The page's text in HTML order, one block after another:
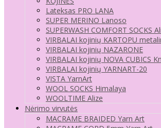
Lateksas PRO LANA
SUPER MERINO Lanoso
SUPERWASH COMFORT SOCKS
VIRBALAI kojinių KARTOPU
VIRBALAI kojinių NAZARONE
VIRBALAI kojinių NOVA CUBICS
VIRBALAI kojinių YARNART-20
VISTA YarnArt
WOOL SOCKS Himalaya
WOOLTIME Alize
Nėrimo virvutės
MACRAME BRAIDED Yarn Art